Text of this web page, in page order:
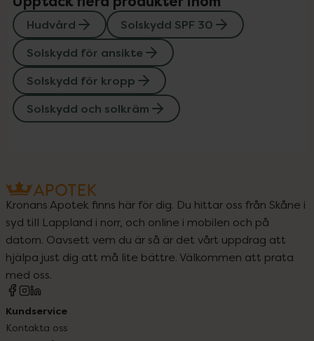
Hudvård
Solskydd SPF 30
Solskydd för ansikte
Solskydd för kropp
Solskydd och solkräm
Kronans Apotek finns här för dig. Du hittar oss från Skåne i
syd till Lappland i norr, och online i mobilen och på
datorn. Oavsett vem du är så är det vårt uppdrag att
hjälpa just dig att må lite bättre. Välkommen att prata
med oss.
Kundservice
Kontakta oss